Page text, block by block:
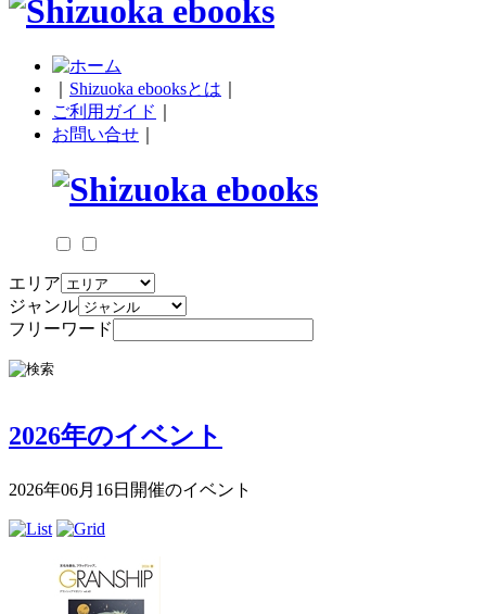
Shizuoka ebooksとは
ご利用ガイド
お問い合せ
エリア
ジャンル
フリーワード
2026年のイベント
2026年06月16日開催のイベント